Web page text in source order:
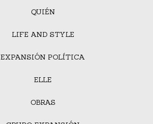
QUIÉN
LIFE AND STYLE
EXPANSIÓN POLÍTICA
ELLE
OBRAS